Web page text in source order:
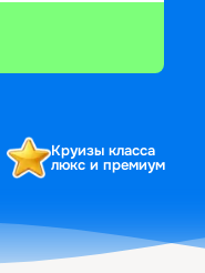
Круизы класса
люкс и премиум